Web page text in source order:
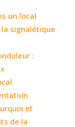
un local
signalétique
:
et
de la